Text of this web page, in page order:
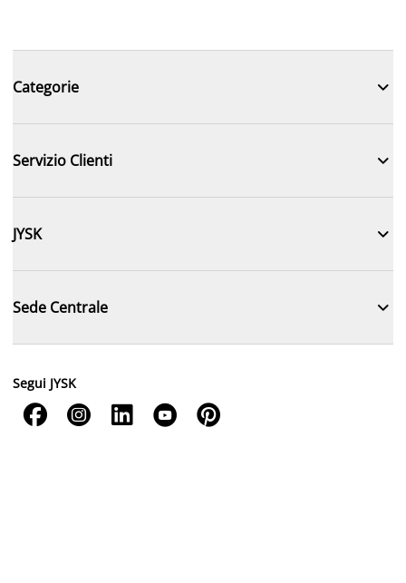
Categorie 
Servizio Clienti 
JYSK 
Sede Centrale 
Segui JYSK
    